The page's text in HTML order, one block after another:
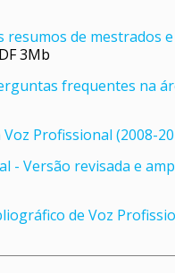
resumos de mestrados
3Mb
frequentes na
Profissional (2008-
- Versão revisada e
de Voz